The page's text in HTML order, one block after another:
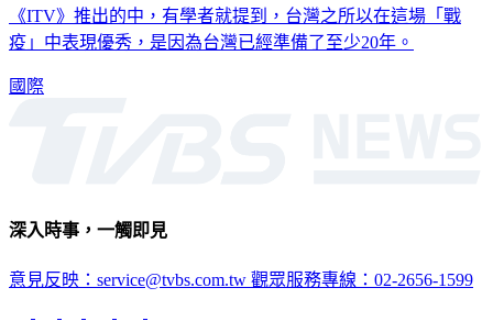
《ITV》推出的中，有學者就提到，台灣之所以在這場「戰
疫」中表現優秀，是因為台灣已經準備了至少20年。
國際
深入時事，一觸即見
意見反映：service@tvbs.com.tw 觀眾服務專線：02-2656-1599